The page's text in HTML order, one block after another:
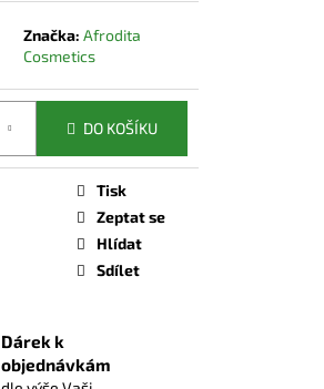
Značka: Afrodita
Cosmetics
DO KOŠÍKU
Tisk
Zeptat se
Hlídat
Sdílet
Dárek k
objednávkám